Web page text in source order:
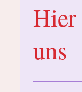
Hier
uns